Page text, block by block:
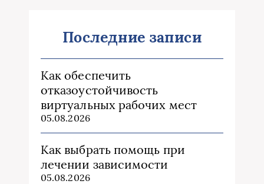
Последние записи
Как обеспечить
отказоустойчивость
виртуальных рабочих мест
05.08.2026
Как выбрать помощь при
лечении зависимости
05.08.2026